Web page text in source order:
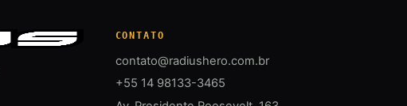
CONTATO
contato@radiushero.com.br
+55 14 98133-3465